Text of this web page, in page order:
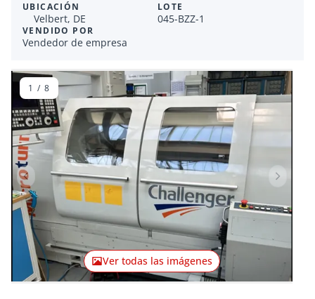
UBICACIÓN
Velbert, DE
VENDIDO POR
Vendedor de empresa
LOTE
045-BZZ-1
Artículo anterior
Ver todas las imágenes
1 / 8